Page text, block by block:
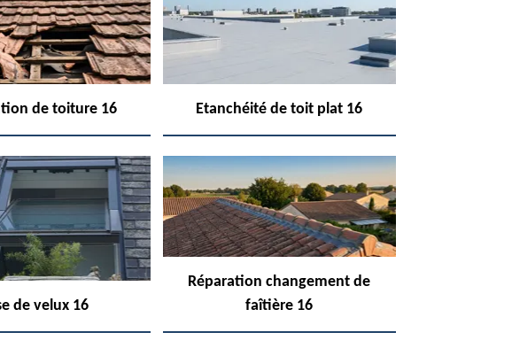
de toiture 16 Etanchéité de toit plat 16
de velux 16
Réparation changement de
faîtière 16